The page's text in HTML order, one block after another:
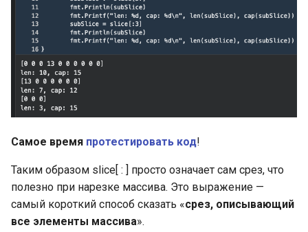
Самое время протестировать код!
Таким образом slice[ : ] просто означает сам срез, что
полезно при нарезке массива. Это выражение —
самый короткий способ сказать «срез, описывающий
все элементы массива».